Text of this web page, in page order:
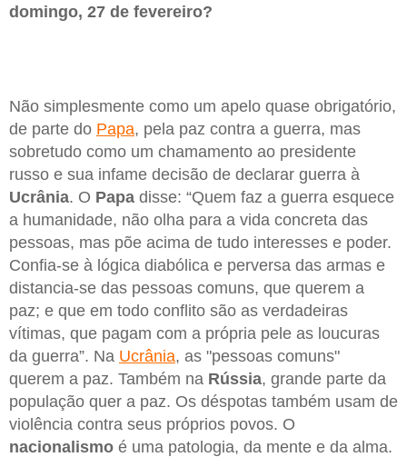
domingo, 27 de fevereiro?
Não simplesmente como um apelo quase obrigatório,
de parte do Papa, pela paz contra a guerra, mas
sobretudo como um chamamento ao presidente
russo e sua infame decisão de declarar guerra à
Ucrânia. O Papa disse: “Quem faz a guerra esquece
a humanidade, não olha para a vida concreta das
pessoas, mas põe acima de tudo interesses e poder.
Confia-se à lógica diabólica e perversa das armas e
distancia-se das pessoas comuns, que querem a
paz; e que em todo conflito são as verdadeiras
vítimas, que pagam com a própria pele as loucuras
da guerra”. Na Ucrânia, as "pessoas comuns"
querem a paz. Também na Rússia, grande parte da
população quer a paz. Os déspotas também usam de
violência contra seus próprios povos. O
nacionalismo é uma patologia, da mente e da alma.